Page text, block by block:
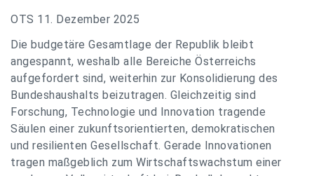
OTS 11. Dezember 2025
Die budgetäre Gesamtlage der Republik bleibt
angespannt, weshalb alle Bereiche Österreichs
aufgefordert sind, weiterhin zur Konsolidierung des
Bundeshaushalts beizutragen. Gleichzeitig sind
Forschung, Technologie und Innovation tragende
Säulen einer zukunftsorientierten, demokratischen
und resilienten Gesellschaft. Gerade Innovationen
tragen maßgeblich zum Wirtschaftswachstum einer